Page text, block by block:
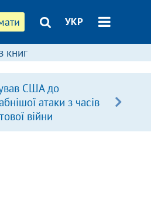
УКР
книг
США до
атаки з часів
війни